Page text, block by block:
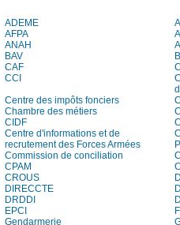
ADEME
AFPA
ANAH
BAV
CAF
CCI
Centre des impôts fonciers
Chambre des métiers
CIDF
Centre d'informations et de
recrutement des Forces Armées
Commission de conciliation
CPAM
CROUS
DIRECCTE
DRDDI
EPCI
Gendarmerie